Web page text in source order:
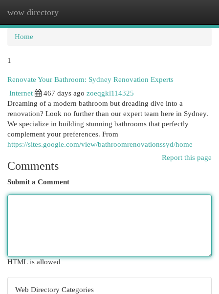
wow directory
Home
1
Renovate Your Bathroom: Sydney Renovation Experts
Internet
467 days ago zoeqgkl114325
Dreaming of a modern bathroom but dreading dive into a
renovation? Look no further than our expert team here in Sydney.
We specialize in building stunning bathrooms that perfectly
complement your preferences. From
https://sites.google.com/view/bathroomrenovationssyd/home
Report this page
Comments
Submit a Comment
HTML is allowed
Web Directory Categories